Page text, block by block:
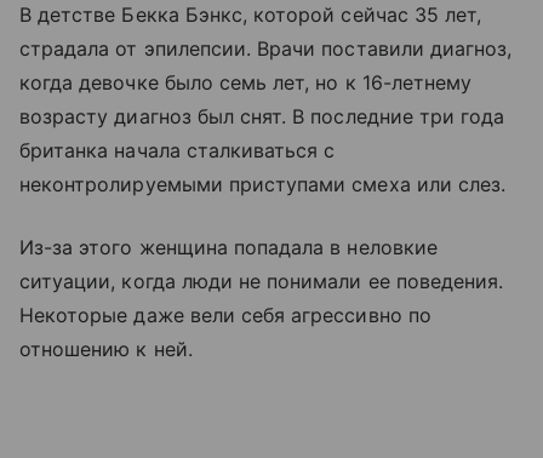
В детстве Бекка Бэнкс, которой сейчас 35 лет,
страдала от эпилепсии. Врачи поставили диагноз,
когда девочке было семь лет, но к 16-летнему
возрасту диагноз был снят. В последние три года
британка начала сталкиваться с
неконтролируемыми приступами смеха или слез.
Из-за этого женщина попадала в неловкие
ситуации, когда люди не понимали ее поведения.
Некоторые даже вели себя агрессивно по
отношению к ней.